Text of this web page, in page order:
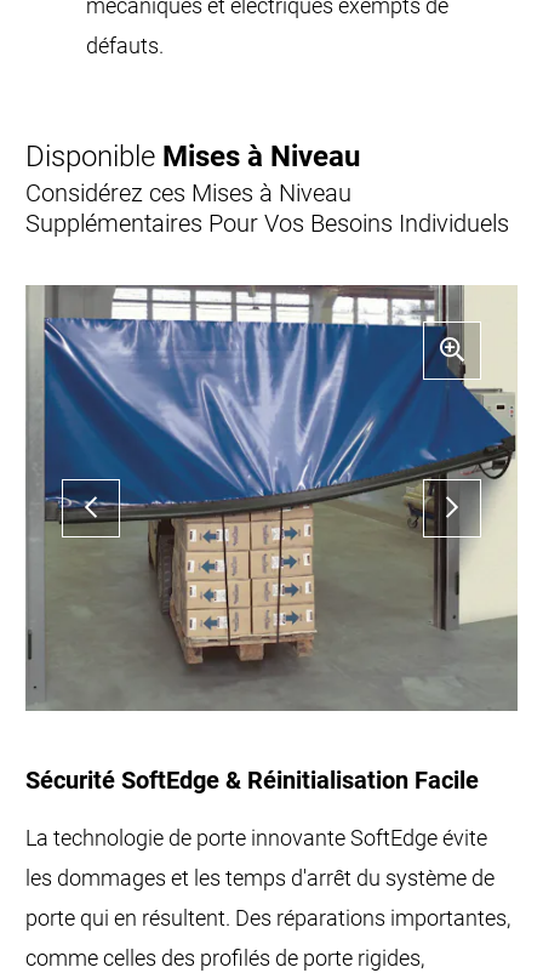
mécaniques et électriques exempts de
défauts.
Disponible Mises à Niveau
Considérez ces Mises à Niveau
Supplémentaires Pour Vos Besoins Individuels
Sécurité SoftEdge & Réinitialisation Facile
La technologie de porte innovante SoftEdge évite
les dommages et les temps d'arrêt du système de
porte qui en résultent. Des réparations importantes,
comme celles des profilés de porte rigides,